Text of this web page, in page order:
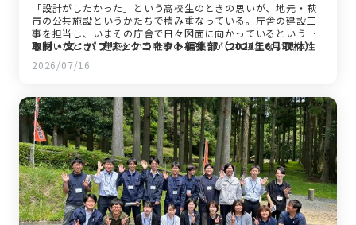
「設計がしたかった」という高校生のときの思いが、地元・萩
市の公共施設というかたちで積み重なっている。庁舎の建設工
事を担当し、いまその庁舎で日々図面に向かっているという話
を聞いたとき、建築という仕事の手触りがこれ以上ない具体性
で伝わってきた。
取材・文：パブリックコネクト編集部（2026年6月取材）
2026/07/16